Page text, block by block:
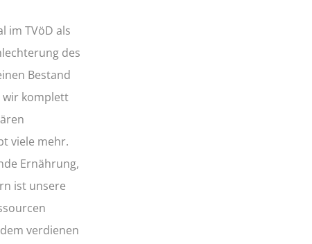
im TVöD als
des
Bestand
wir komplett
viele mehr.
Ernährung,
ist unsere
verdienen